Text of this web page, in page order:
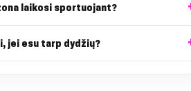
laikosi sportuojant?
jei esu tarp dydžių?